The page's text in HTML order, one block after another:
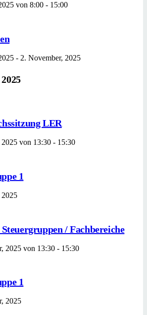
von 8:00 - 15:00
- 2. November, 2025
LER
von 13:30 - 15:30
1
/ Fachbereiche
2025 von 13:30 - 15:30
1
2025